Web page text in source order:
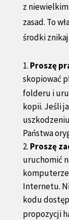
z
zasad. To
środki
Proszę
skopiować
folderu i
kopii. Jeśli
Państwa
Proszę
uruchomić
Internetu.
kodu
propozycji